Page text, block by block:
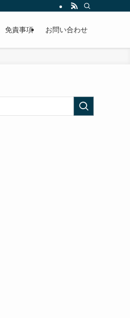
免責事項 お問い合わせ